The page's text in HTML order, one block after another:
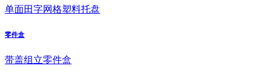
单面田字网格塑料托盘
零件盒
带盖组立零件盒